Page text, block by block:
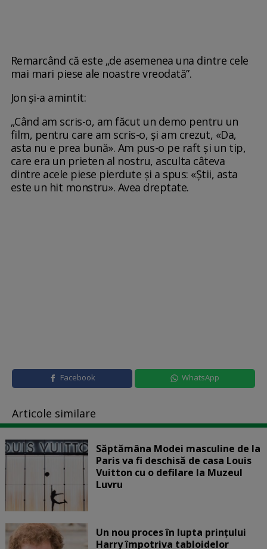
Remarcând că este „de asemenea una dintre cele
mai mari piese ale noastre vreodată”.
Jon și-a amintit:
„Când am scris-o, am făcut un demo pentru un
film, pentru care am scris-o, și am crezut, «Da,
asta nu e prea bună». Am pus-o pe raft și un tip,
care era un prieten al nostru, asculta câteva
dintre acele piese pierdute și a spus: «Știi, asta
este un hit monstru». Avea dreptate.
Facebook WhatsApp
Articole similare
Săptămâna Modei masculine de la
Paris va fi deschisă de casa Louis
Vuitton cu o defilare la Muzeul
Luvru
Un nou proces în lupta prinţului
Harry împotriva tabloidelor